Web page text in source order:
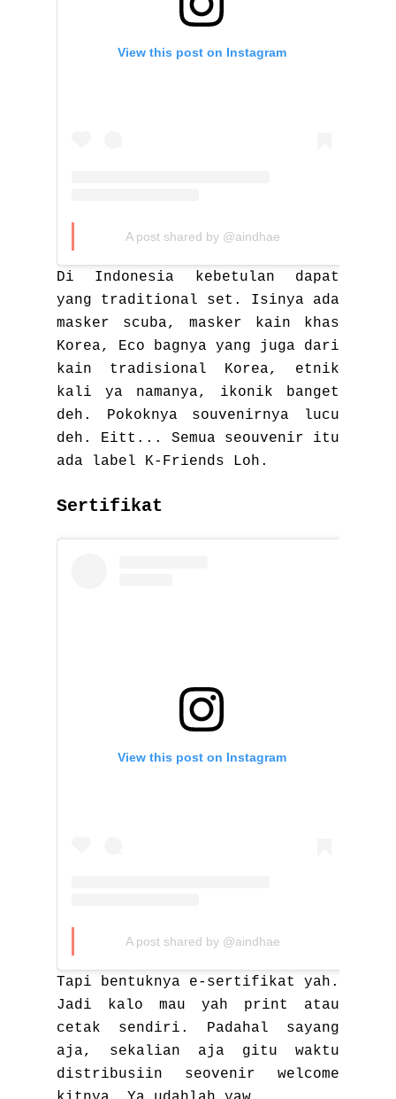
View this post on Instagram
A post shared by @aindhae
Di Indonesia kebetulan dapat
yang traditional set. Isinya ada
masker scuba, masker kain khas
Korea, Eco bagnya yang juga dari
kain tradisional Korea, etnik
kali ya namanya, ikonik banget
deh. Pokoknya souvenirnya lucu
deh. Eitt... Semua seouvenir itu
ada label K-Friends Loh.
Sertifikat
View this post on Instagram
A post shared by @aindhae
Tapi bentuknya e-sertifikat yah.
Jadi kalo mau yah print atau
cetak sendiri. Padahal sayang
aja, sekalian aja gitu waktu
distribusiin seovenir welcome